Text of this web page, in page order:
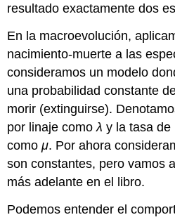
resultado exactamente dos
En la macroevolución,
nacimiento-muerte a las
consideramos un modelo
una probabilidad constante
morir (extinguirse).
por linaje comoλ y la tasa de
comoμ. Por ahora
son constantes, pero vamos
más adelante en el libro.
Podemos entender el